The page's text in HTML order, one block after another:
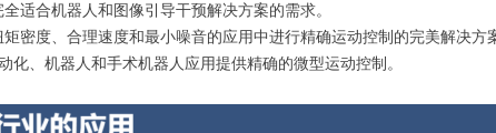
适合机器人和图像引导干预解决方案的需求。
密度、合理速度和最小噪音的应用中进行精确运动控制的完美解决方
、机器人和手术机器人应用提供精确的微型运动控制。